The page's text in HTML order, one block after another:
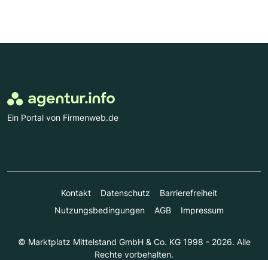
Ein Portal von Firmenweb.de
Kontakt Datenschutz
Barrierefreiheit
Nutzungsbedingungen
AGB Impressum
© Marktplatz Mittelstand GmbH & Co. KG 1998 - 2026. Alle
Rechte vorbehalten.